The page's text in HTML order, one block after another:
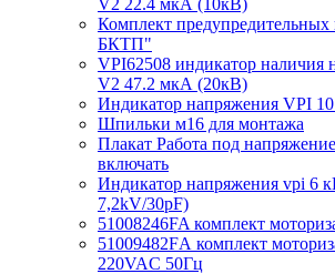
Комплект предупредительных
БКТП"
VPI62508 индикатор наличия
V2 47.2 мкА (20кВ)
Индикатор напряжения VPI
Шпильки м16 для монтажа
Плакат Работа под
включать
Индикатор напряжения vpi 6
7,2kV/30pF)
51008246FA комплект
51009482FА комплект
220VAC 50Гц